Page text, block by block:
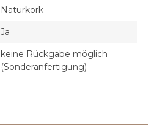
Naturkork
Ja
keine Rückgabe möglich
(Sonderanfertigung)